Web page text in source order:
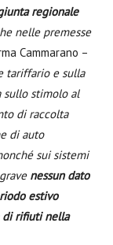
regionale
nelle premesse
Cammarano –
tariffario e sulla
sullo stimolo al
di raccolta
di auto
sui sistemi
nessun dato
estivo
di rifiuti nella